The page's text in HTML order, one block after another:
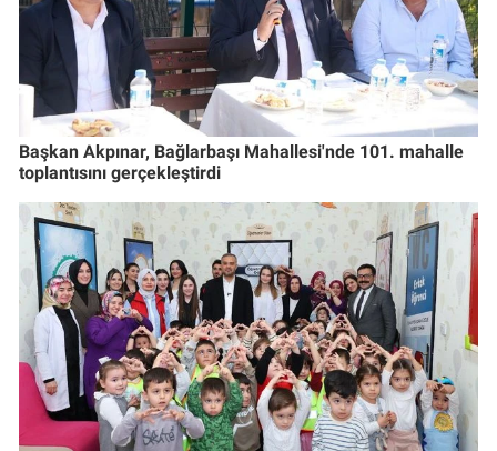
Başkan Akpınar, Bağlarbaşı Mahallesi'nde 101. mahalle
toplantısını gerçekleştirdi